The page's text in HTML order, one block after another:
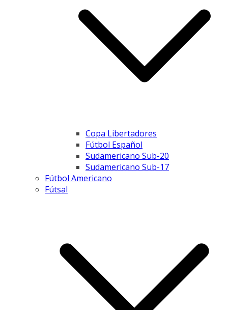
Copa Libertadores
Fútbol Español
Sudamericano Sub-20
Sudamericano Sub-17
Fútbol Americano
Fútsal